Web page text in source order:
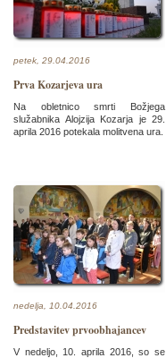
petek, 29.04.2016
Prva Kozarjeva ura
Na obletnico smrti Božjega
služabnika Alojzija Kozarja je 29.
aprila 2016 potekala molitvena ura.
nedelja, 10.04.2016
Predstavitev prvoobhajancev
V nedeljo, 10. aprila 2016, so se